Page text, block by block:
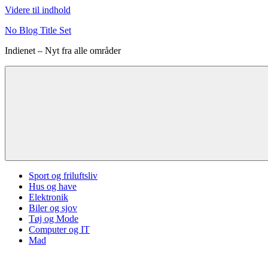
Videre til indhold
No Blog Title Set
Indienet – Nyt fra alle områder
Sport og friluftsliv
Hus og have
Elektronik
Biler og sjov
Tøj og Mode
Computer og IT
Mad